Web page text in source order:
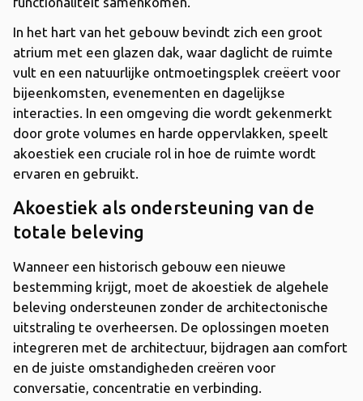
In het hart van het gebouw bevindt zich een groot
atrium met een glazen dak, waar daglicht de ruimte
vult en een natuurlijke ontmoetingsplek creëert voor
bijeenkomsten, evenementen en dagelijkse
interacties. In een omgeving die wordt gekenmerkt
door grote volumes en harde oppervlakken, speelt
akoestiek een cruciale rol in hoe de ruimte wordt
ervaren en gebruikt.
Akoestiek als ondersteuning van de
totale beleving
Wanneer een historisch gebouw een nieuwe
bestemming krijgt, moet de akoestiek de algehele
beleving ondersteunen zonder de architectonische
uitstraling te overheersen. De oplossingen moeten
integreren met de architectuur, bijdragen aan comfort
en de juiste omstandigheden creëren voor
conversatie, concentratie en verbinding.